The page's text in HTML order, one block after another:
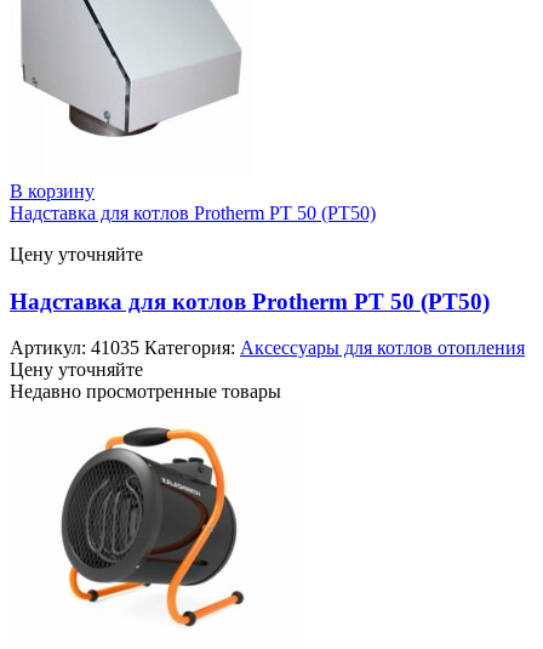
В корзину
Надставка для котлов Protherm PT 50 (PT50)
Цену уточняйте
Надставка для котлов Protherm PT 50 (PT50)
Артикул: 41035 Категория: Аксессуары для котлов отопления
Цену уточняйте
Недавно просмотренные товары